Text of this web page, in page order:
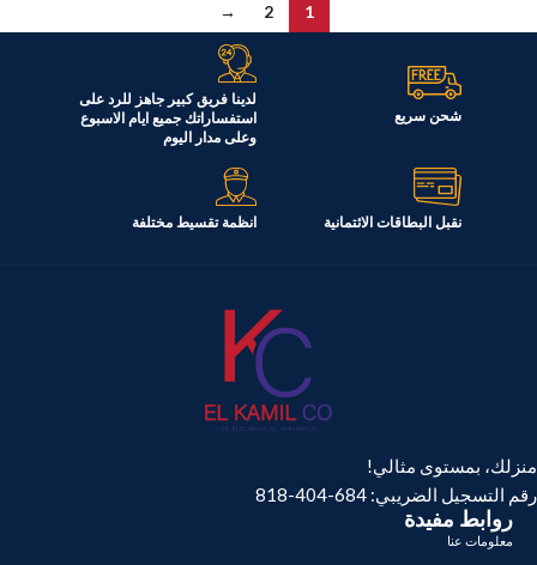
1
2
→
شحن سريع
لدينا فريق كبير جاهز للرد على
استفساراتك جميع ايام الاسبوع
وعلى مدار اليوم
نقبل البطاقات الائتمانية انظمة تقسيط مختلفة
منزلك، بمستوى مثالي!
رقم التسجيل الضريبي: 684-404-818
روابط مفيدة
معلومات عنا